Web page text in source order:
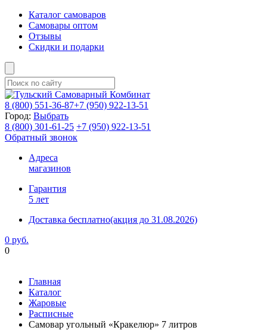
Каталог самоваров
Самовары оптом
Отзывы
Скидки и подарки
8 (800) 551-36-87+7 (950) 922-13-51
Город: Выбрать
8 (800) 301-61-25 +7 (950) 922-13-51
Обратный звонок
Адреса
магазинов
Гарантия
5 лет
Доставка бесплатно(акция до 31.08.2026)
0 руб.
0
Главная
Каталог
Жаровые
Расписные
Самовар угольный «Кракелюр» 7 литров